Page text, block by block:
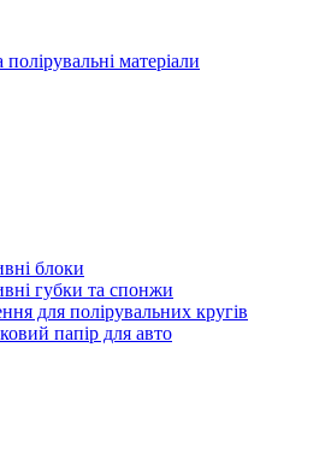
полірувальні матеріали
блоки
губки та спонжи
для полірувальних кругів
папір для авто